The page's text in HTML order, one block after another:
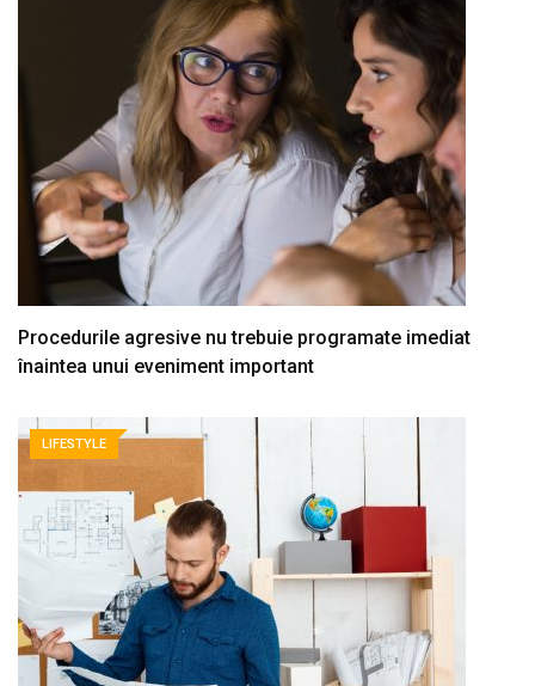
Procedurile agresive nu trebuie programate imediat
înaintea unui eveniment important
LIFESTYLE